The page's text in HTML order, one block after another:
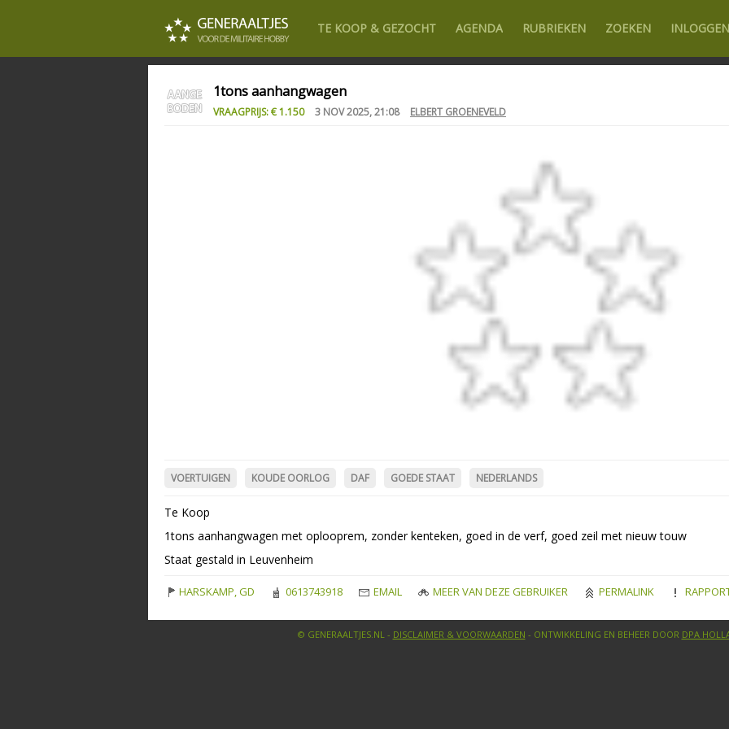
TE KOOP & GEZOCHT AGENDA RUBRIEKEN ZOEKEN INLOGGEN
1tons aanhangwagen
VRAAGPRIJS: € 1.150 3 NOV 2025, 21:08 ELBERT GROENEVELD
VOERTUIGEN KOUDE OORLOG DAF GOEDE STAAT NEDERLANDS
Te Koop
1tons aanhangwagen met oplooprem, zonder kenteken, goed in de verf, goed zeil met nieuw touw
Staat gestald in Leuvenheim
HARSKAMP, GD 0613743918 EMAIL MEER VAN DEZE GEBRUIKER PERMALINK
© GENERAALTJES.NL - DISCLAIMER & VOORWAARDEN - ONTWIKKELING EN BEHEER DOOR DPA